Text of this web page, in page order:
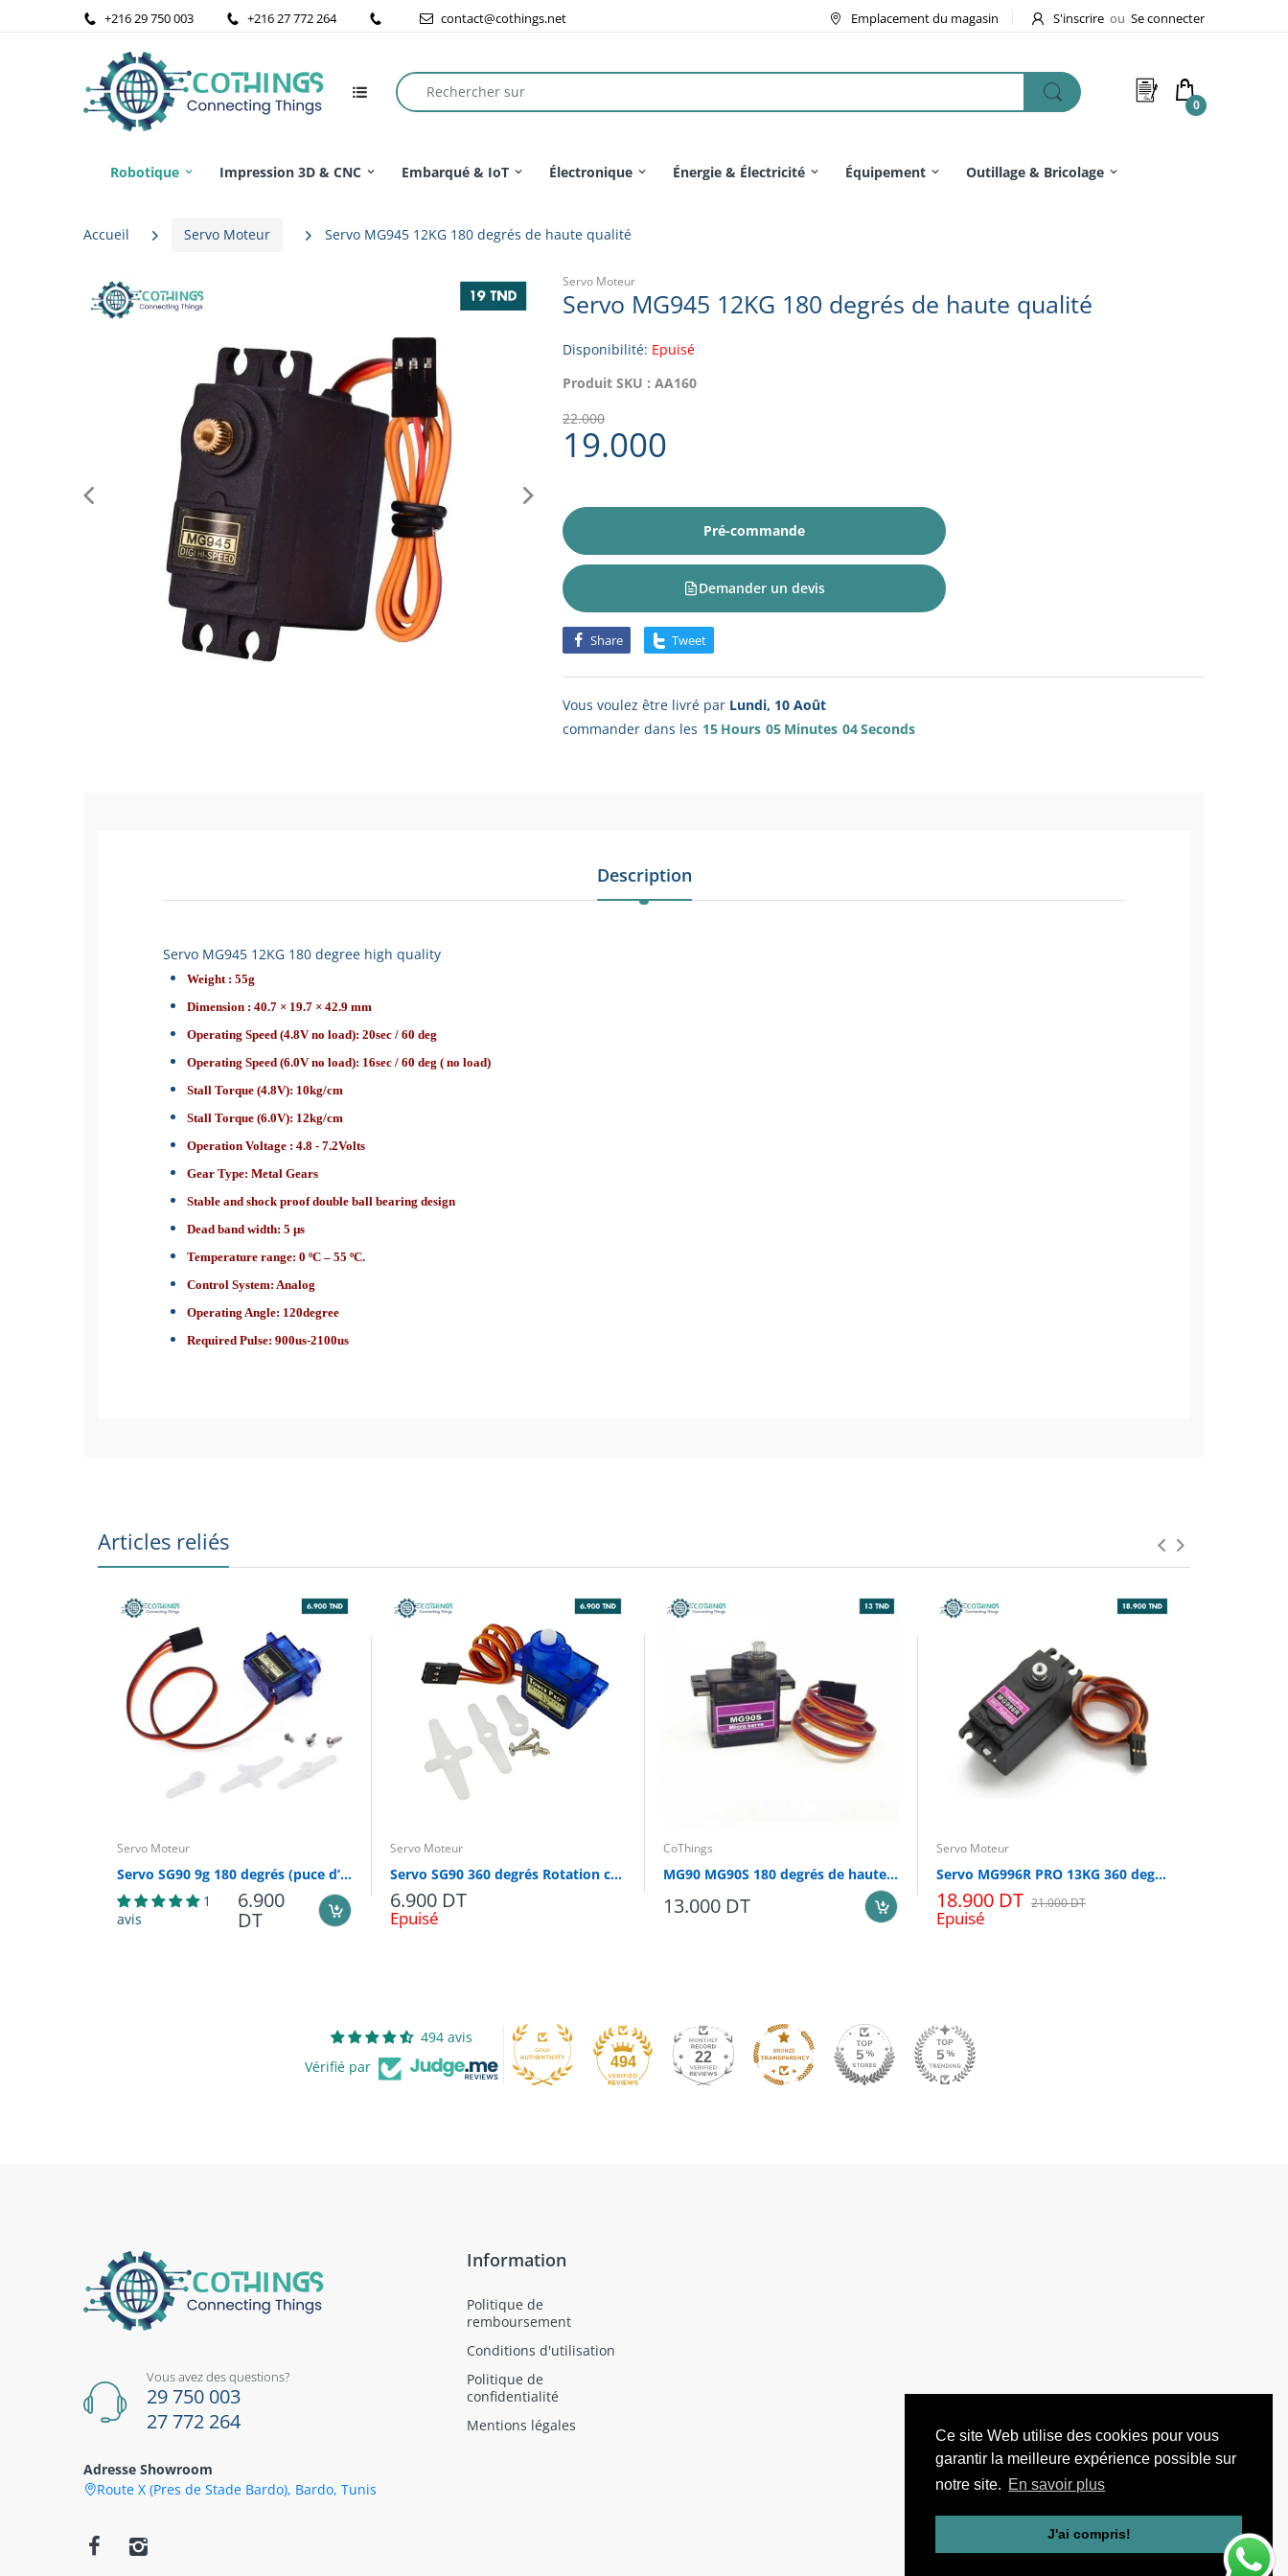
Ce site Web utilise des cookies pour vous
garantir la meilleure expérience possible sur
notre site. En savoir plus
J'ai compris!
+216 29 750 003 +216 27 772 264 contact@cothings.net Emplacement du magasin S'inscrire ou Se connecter
0
Robotique Impression 3D & CNC Embarqué & IoT Électronique Énergie & Électricité Équipement Outillage & Bricolage
Accueil Servo Moteur Servo MG945 12KG 180 degrés de haute qualité
Servo Moteur
Servo MG945 12KG 180 degrés de haute qualité
Disponibilité: Epuisé
Produit SKU : AA160
19.000
22.000
Pré-commande
Demander un devis
Share Tweet
Vous voulez être livré par Lundi, 10 Août
commander dans les 15 Hours 05 Minutes 04Seconds
Description
Servo MG945 12KG 180 degree high quality
Weight : 55g
Dimension : 40.7 × 19.7 × 42.9 mm
Operating Speed (4.8V no load): 20sec / 60 deg
Operating Speed (6.0V no load): 16sec / 60 deg ( no load)
Stall Torque (4.8V): 10kg/cm
Stall Torque (6.0V): 12kg/cm
Operation Voltage : 4.8 - 7.2Volts
Gear Type: Metal Gears
Stable and shock proof double ball bearing design
Dead band width: 5 µs
Temperature range: 0 ºC – 55 ºC.
Control System: Analog
Operating Angle: 120degree
Required Pulse: 900us-2100us
Operation Voltage : 4.8 - 7.2Volts
Gear Type: Metal Gears
Dead band width: 5 µs
Temperature range: 0 ºC – 55 ºC.
Control System: Analog
Operating Angle: 120degree
Required Pulse: 900us-2100us
Articles reliés
Servo Moteur
Servo SG90 9g 180 degrés (puce d’origine) couple ： 1KG
1
avis
6.900
DT
Servo Moteur
Servo SG90 360 degrés Rotation contenue
6.900 DT
Epuisé
CoThings
MG90 MG90S 180 degrés de haute qualité
13.000 DT
Servo Moteur
Servo MG996R PRO 13KG 360 degrés de haute qualité
18.900 DT 21.000 DT
Epuisé
494 avis
Vérifié par
494 22
Vous avez des questions?
29 750 003
27 772 264
Adresse Showroom
Route X (Pres de Stade Bardo), Bardo, Tunis
Information
Politique de
remboursement
Conditions d'utilisation
Politique de
confidentialité
Mentions légales